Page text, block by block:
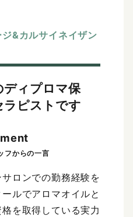
&カルサイネイザン
ディプロマ保
ラピストです
ロンでの勤務経験を
ルでアロマオイルと
を取得している実力